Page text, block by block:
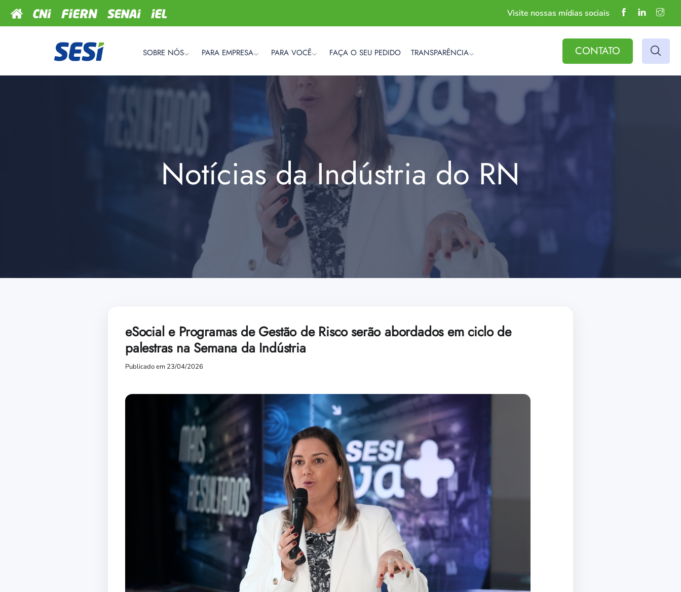
Visite nossas mídias sociais
SOBRE NÓS PARA EMPRESA PARA VOCÊ FAÇA O SEU PEDIDO TRANSPARÊNCIA CONTATO
Notícias da Indústria do RN
eSocial e Programas de Gestão de Risco serão abordados em ciclo de
palestras na Semana da Indústria
Publicado em 23/04/2026